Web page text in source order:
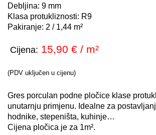
Debljina: 9 mm
Klasa protukliznosti: R9
Pakiranje: 2 / 1,44 m²
Cijena: 15,90 € / m²
(PDV uključen u cijenu)
Gres porculan podne pločice klase
unutarnju primjenu. Idealne za
hodnike, stepeništa, kuhinje…
Cijena pločica je za 1m².